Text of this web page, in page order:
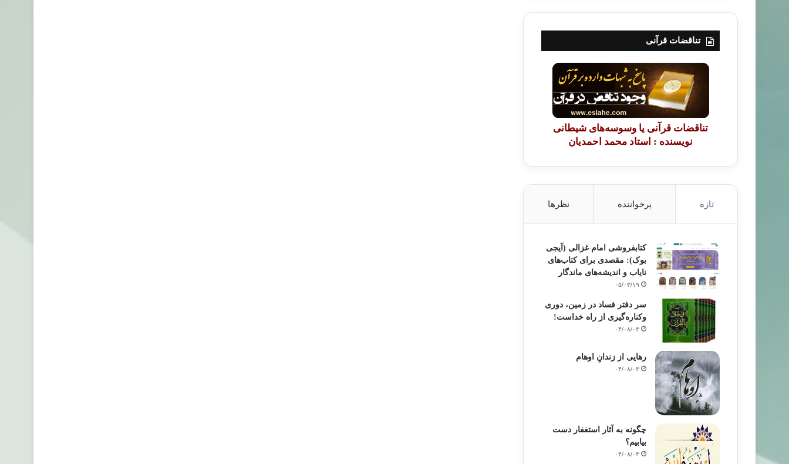
تناقضات قرآنی
تناقضات قرآنی یا وسوسه‌های شیطانی
نویسنده : استاد محمد احمدیان
تازه پرخواننده نظرها
کتابفروشی امام غزالی (آیجی
بوک): مقصدی برای کتاب‌های
نایاب و اندیشه‌های ماندگار
۰۵/۰۳/۱۹
سر دفتر فساد در زمین‌، دوری
وکناره‌گیری از راه خداست‌!
۰۴/۰۸/۰۳
رهایی از زندانِ اوهام
۰۴/۰۸/۰۳
چگونه به آثار استغفار دست
بیابیم؟
۰۴/۰۸/۰۳